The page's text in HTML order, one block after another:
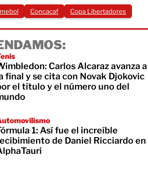
Concacaf Copa Libertadores
Carlos Alcaraz avanza a
final y se cita con Novak Djokovic
el título y el número uno del
1: Así fue el increíble
de Daniel Ricciardo en